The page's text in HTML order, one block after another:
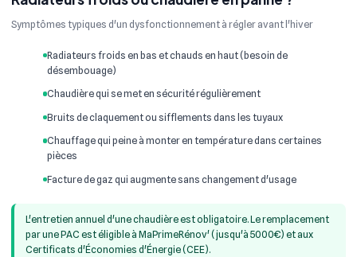
Symptômes typiques d'un dysfonctionnement à régler avant l'hiver
Radiateurs froids en bas et chauds en haut (besoin de
désembouage)
Chaudière qui se met en sécurité régulièrement
Bruits de claquement ou sifflements dans les tuyaux
Chauffage qui peine à monter en température dans certaines
pièces
Facture de gaz qui augmente sans changement d'usage
L'entretien annuel d'une chaudière est obligatoire. Le remplacement
par une PAC est éligible à MaPrimeRénov' (jusqu'à 5000€) et aux
Certificats d'Économies d'Énergie (CEE).